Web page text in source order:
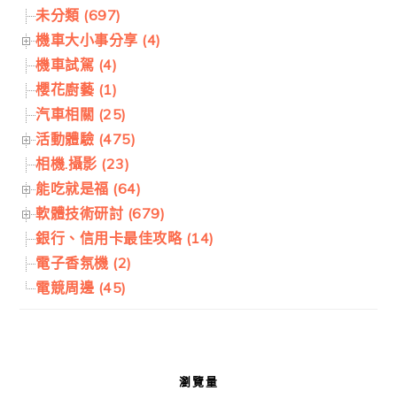
未分類 (697)
機車大小事分享 (4)
機車試駕 (4)
櫻花廚藝 (1)
汽車相關 (25)
活動體驗 (475)
相機.攝影 (23)
能吃就是福 (64)
軟體技術研討 (679)
銀行、信用卡最佳攻略 (14)
電子香氛機 (2)
電競周邊 (45)
瀏覽量